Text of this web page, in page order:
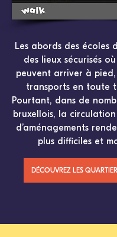
Les abords des écoles
des lieux sécurisés
peuvent arriver à
transports en toute
Pourtant, dans de
bruxellois, la
d’aménagements
plus difficiles et
DÉCOUVREZ LES